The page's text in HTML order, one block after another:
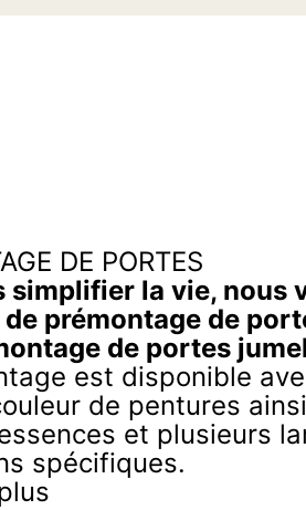
DE PORTES
simplifier la vie, nous
prémontage de
de portes
est disponible
de pentures ainsi
et plusieurs
spécifiques.